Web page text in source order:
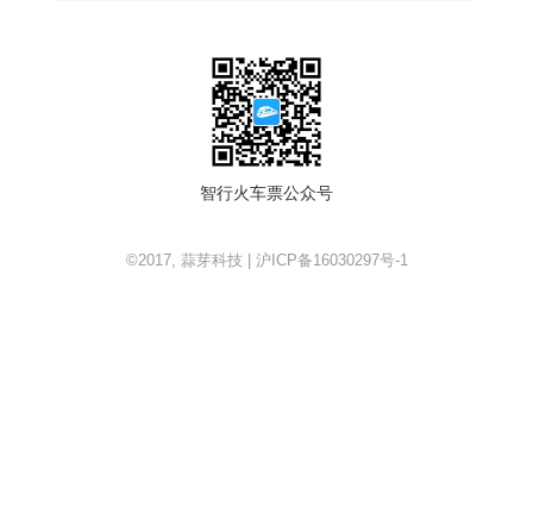
智行火车票公众号
©2017, 蒜芽科技 | 沪ICP备16030297号-1